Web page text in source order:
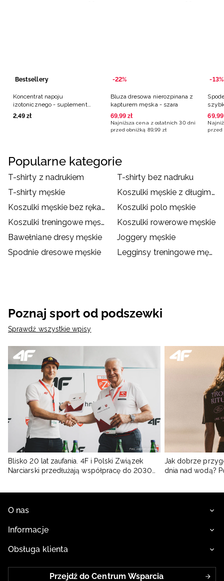
Bestsellery
Koncentrat napoju
izotonicznego - suplement
diety (35g) cytryna
2,49 zł
-22%
Bluza dresowa nierozpinana z
kapturem męska - szara
69,99 zł
Najniższa cena z ostatnich 30 dni
przed obniżką 89,99 zł
-13%
69,99
przed
Popularne kategorie
T-shirty z nadrukiem
T-shirty bez nadruku
T-shirty męskie
Koszulki męskie z długim rękawem
Koszulki męskie bez rękawów
Koszulki polo męskie
Koszulki treningowe męskie
Koszulki rowerowe męskie
Bawełniane dresy męskie
Joggery męskie
Spodnie dresowe męskie
Legginsy treningowe męskie
Poznaj sport od podszewki
Sprawdź wszystkie wpisy
Blisko 20 lat zaufania. 4F i Polski Związek
Narciarski przedłużają współpracę do 2030
Jak dobrze
dnia nad wodą?
O nas
Informacje
Obsługa klienta
Przejdź do Centrum Wsparcia